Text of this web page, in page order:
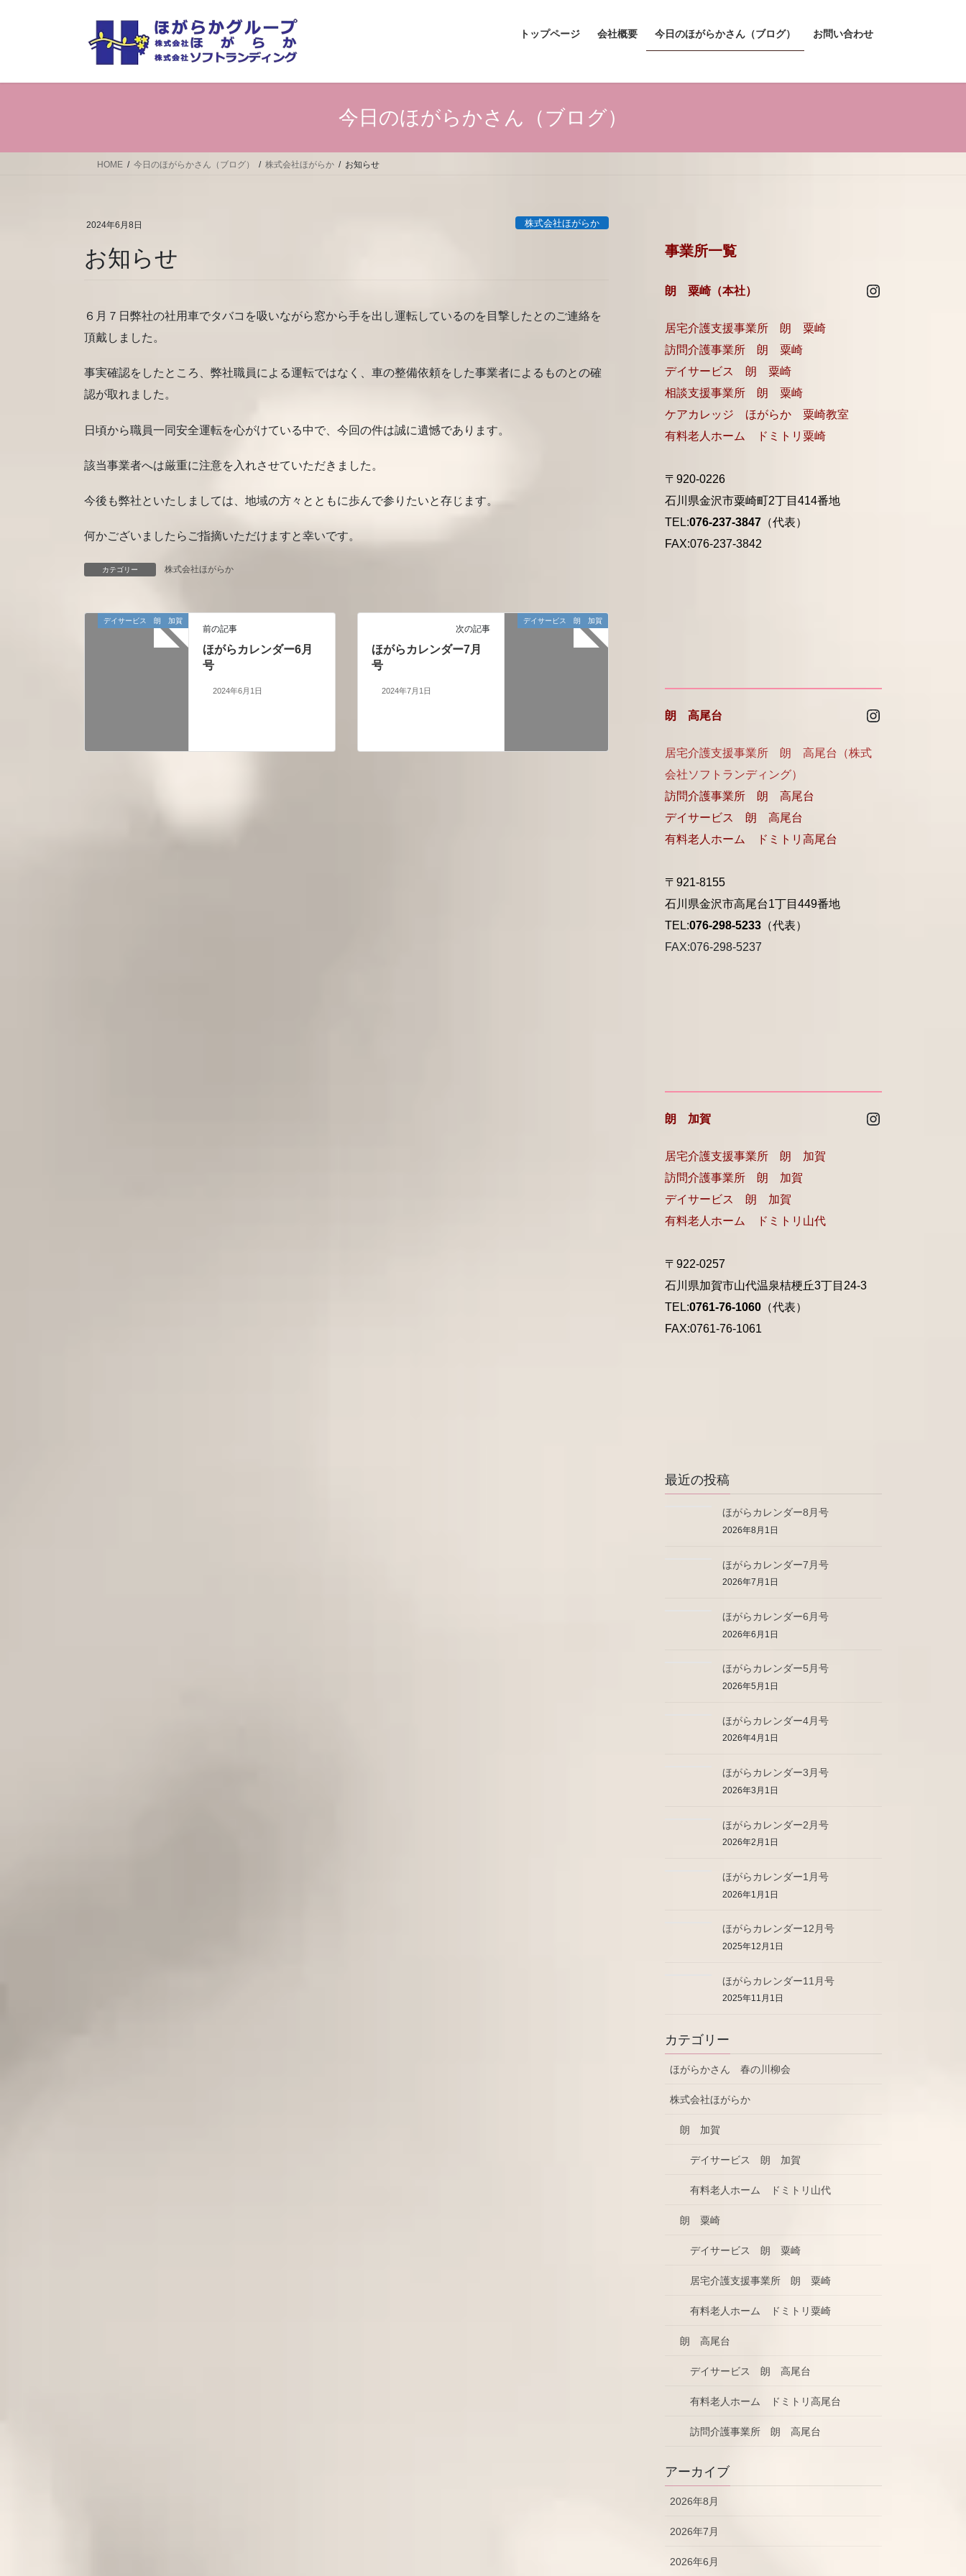
トップページ 会社概要 今日のほがらかさん（ブログ） お問い合わせ
今日のほがらかさん（ブログ）
HOME 今日のほがらかさん（ブログ） 株式会社ほがらか お知らせ
2024年6月8日 株式会社ほがらか
お知らせ
６月７日弊社の社用車でタバコを吸いながら窓から手を出し運転しているのを目撃したとのご連絡を
頂戴しました。
事実確認をしたところ、弊社職員による運転ではなく、車の整備依頼をした事業者によるものとの確
認が取れました。
日頃から職員一同安全運転を心がけている中で、今回の件は誠に遺憾であります。
該当事業者へは厳重に注意を入れさせていただきました。
今後も弊社といたしましては、地域の方々とともに歩んで参りたいと存じます。
何かございましたらご指摘いただけますと幸いです。
カテゴリー 株式会社ほがらか
デイサービス 朗 加賀
前の記事
ほがらカレンダー6月
号
2024年6月1日
デイサービス 朗 加賀
次の記事
ほがらカレンダー7月
号
2024年7月1日
事業所一覧
朗 粟崎（本社） Instagram
居宅介護支援事業所 朗 粟崎
訪問介護事業所 朗 粟崎
デイサービス 朗 粟崎
相談支援事業所 朗 粟崎
ケアカレッジ ほがらか 粟崎教室
有料老人ホーム ドミトリ粟崎
〒920-0226
石川県金沢市粟崎町2丁目414番地
TEL:076-237-3847 （代表）
FAX:076-237-3842
朗 高尾台 Instagram
居宅介護支援事業所 朗 高尾台（株式
会社ソフトランディング）
訪問介護事業所 朗 高尾台
デイサービス 朗 高尾台
有料老人ホーム ドミトリ高尾台
〒921-8155
石川県金沢市高尾台1丁目449番地
TEL:076-298-5233 （代表）
FAX:076-298-5237
朗 加賀 Instagram
居宅介護支援事業所 朗 加賀
訪問介護事業所 朗 加賀
デイサービス 朗 加賀
有料老人ホーム ドミトリ山代
〒922-0257
石川県加賀市山代温泉桔梗丘3丁目24-3
TEL:0761-76-1060 （代表）
FAX:0761-76-1061
最近の投稿
ほがらカレンダー8月号
2026年8月1日
ほがらカレンダー7月号
2026年7月1日
ほがらカレンダー6月号
2026年6月1日
ほがらカレンダー5月号
2026年5月1日
ほがらカレンダー4月号
2026年4月1日
ほがらカレンダー3月号
2026年3月1日
ほがらカレンダー2月号
2026年2月1日
ほがらカレンダー1月号
2026年1月1日
ほがらカレンダー12月号
2025年12月1日
ほがらカレンダー11月号
2025年11月1日
カテゴリー
ほがらかさん 春の川柳会
株式会社ほがらか
朗 加賀
デイサービス 朗 加賀
有料老人ホーム ドミトリ山代
朗 粟崎
デイサービス 朗 粟崎
居宅介護支援事業所 朗 粟崎
有料老人ホーム ドミトリ粟崎
朗 高尾台
デイサービス 朗 高尾台
有料老人ホーム ドミトリ高尾台
訪問介護事業所 朗 高尾台
アーカイブ
2026年8月
2026年7月
2026年6月